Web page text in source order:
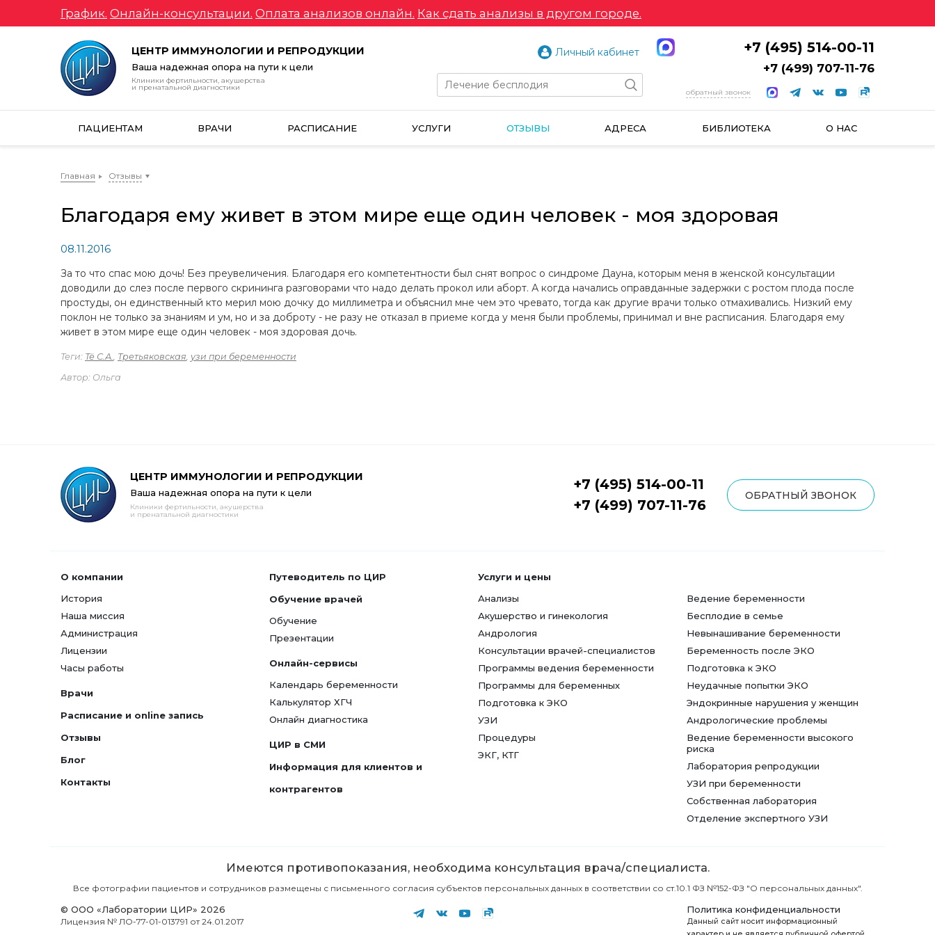
График. Онлайн-консультации. Оплата анализов онлайн. Как сдать анализы в другом городе.
ЦЕНТР ИММУНОЛОГИИ И РЕПРОДУКЦИИ
Ваша надежная опора на пути к цели
Клиники фертильности, акушерства
и пренатальной диагностики
Личный кабинет +7 (495) 514-00-11
+7 (499) 707-11-76
обратный звонок
ПАЦИЕНТАМ ВРАЧИ РАСПИСАНИЕ УСЛУГИ ОТЗЫВЫ АДРЕСА БИБЛИОТЕКА О НАС
Главная Отзывы
Благодаря ему живет в этом мире еще один человек - моя здоровая
08.11.2016
За то что спас мою дочь! Без преувеличения. Благодаря его компетентности был снят вопрос о синдроме Дауна, которым меня в женской консультации
доводили до слез после первого скрининга разговорами что надо делать прокол или аборт. А когда начались оправданные задержки с ростом плода после
простуды, он единственный кто мерил мою дочку до миллиметра и объяснил мне чем это чревато, тогда как другие врачи только отмахивались. Низкий ему
поклон не только за знаниям и ум, но и за доброту - не разу не отказал в приеме когда у меня были проблемы, принимал и вне расписания. Благодаря ему
живет в этом мире еще один человек - моя здоровая дочь.
Теги: Тё С.А., Третьяковская, узи при беременности
Автор: Ольга
ЦЕНТР ИММУНОЛОГИИ И РЕПРОДУКЦИИ
Ваша надежная опора на пути к цели
Клиники фертильности, акушерства
и пренатальной диагностики
+7 (495) 514-00-11
+7 (499) 707-11-76
ОБРАТНЫЙ ЗВОНОК
О компании
История
Наша миссия
Администрация
Лицензии
Часы работы
Врачи
Расписание и online запись
Отзывы
Блог
Контакты
Путеводитель по ЦИР
Обучение врачей
Обучение
Презентации
Онлайн-сервисы
Календарь беременности
Калькулятор ХГЧ
Онлайн диагностика
ЦИР в СМИ
Информация для клиентов и
контрагентов
Услуги и цены
Анализы
Акушерство и гинекология
Андрология
Консультации врачей-специалистов
Программы ведения беременности
Программы для беременных
Подготовка к ЭКО
УЗИ
Процедуры
ЭКГ, КТГ
Ведение беременности
Бесплодие в семье
Невынашивание беременности
Беременность после ЭКО
Подготовка к ЭКО
Неудачные попытки ЭКО
Эндокринные нарушения у женщин
Андрологические проблемы
Ведение беременности высокого
риска
Лаборатория репродукции
УЗИ при беременности
Собственная лаборатория
Отделение экспертного УЗИ
Имеются противопоказания, необходима консультация врача/специалиста.
Все фотографии пациентов и сотрудников размещены с письменного согласия субъектов персональных данных в соответствии со ст.10.1 ФЗ №152-ФЗ "О персональных данных".
© ООО «Лаборатории ЦИР» 2026
Лицензия № ЛО-77-01-013791 от 24.01.2017
Политика конфиденциальности
Данный сайт носит информационный